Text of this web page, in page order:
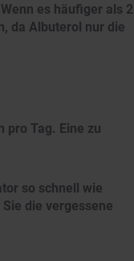
es häufiger als
da Albuterol nur die
pro Tag. Eine zu
so schnell wie
die vergessene